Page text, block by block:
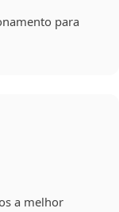
para
a melhor